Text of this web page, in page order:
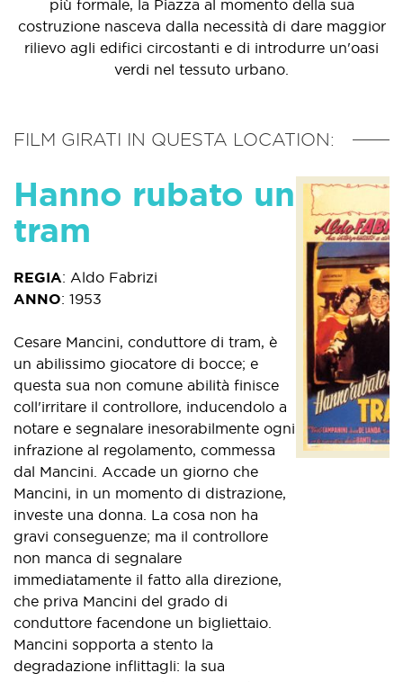
più formale, la Piazza al momento della sua
costruzione nasceva dalla necessità di dare maggior
rilievo agli edifici circostanti e di introdurre un'oasi
verdi nel tessuto urbano.
FILM GIRATI IN QUESTA LOCATION:
Hanno rubato un
tram
REGIA: Aldo Fabrizi
ANNO: 1953
Cesare Mancini, conduttore di tram, è
un abilissimo giocatore di bocce; e
questa sua non comune abilità finisce
coll'irritare il controllore, inducendolo a
notare e segnalare inesorabilmente ogni
infrazione al regolamento, commessa
dal Mancini. Accade un giorno che
Mancini, in un momento di distrazione,
investe una donna. La cosa non ha
gravi conseguenze; ma il controllore
non manca di segnalare
immediatamente il fatto alla direzione,
che priva Mancini del grado di
conduttore facendone un bigliettaio.
Mancini sopporta a stento la
degradazione inflittagli: la sua